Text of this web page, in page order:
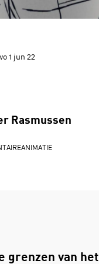
Rasmussen
1 jun 22
ANIMATIE
grenzen van het